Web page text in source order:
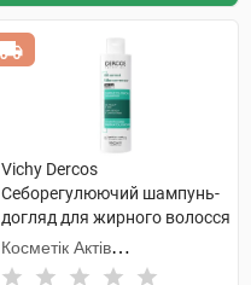
Vichy Dercos
Себорегулюючий шампунь-
догляд для жирного волосся
200 мл 1 флакон
Косметік Актів
Інтернаціональ